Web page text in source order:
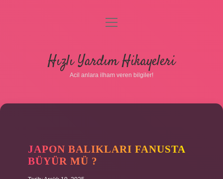
Gizlilik Politikası
Hakkımızda
menüyü
Hızlı Yardım Hikayeleri
Acil anlara ilham veren bilgiler!
JAPON BALIKLARI FANUSTA
BÜYÜR MÜ ?